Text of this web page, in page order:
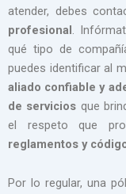
atender, debes
profesional.
qué tipo de
puedes identificar al
aliado confiable y
de servicios que
el respeto que
reglamentos y
Por lo regular, una